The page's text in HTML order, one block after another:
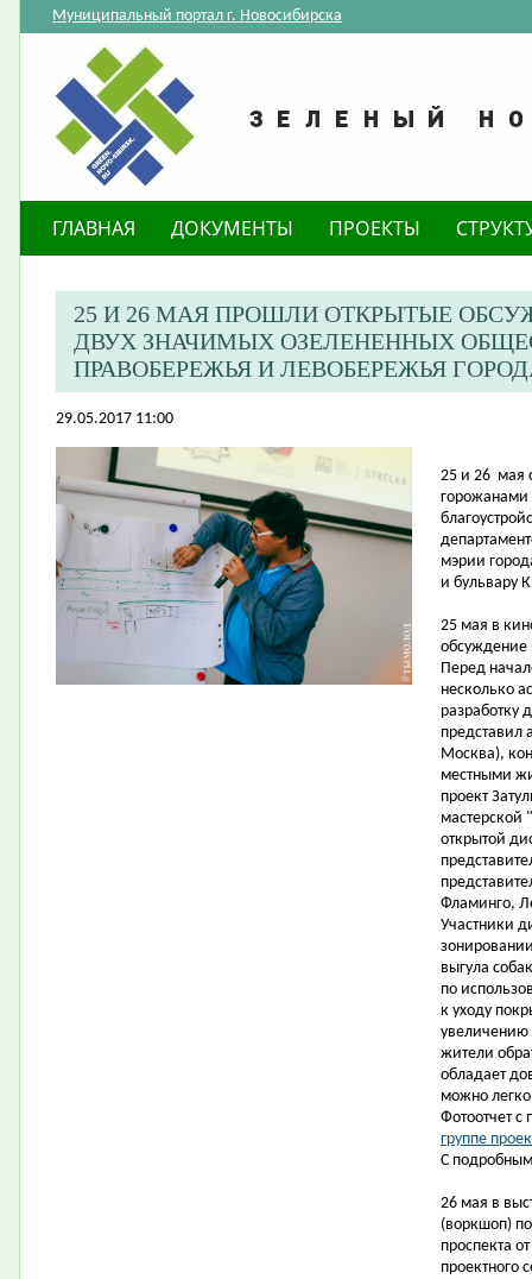
Муниципальный портал г. Новосибирска
ГЛАВНАЯ ДОКУМЕНТЫ ПРОЕКТЫ
25 И 26 МАЯ ПРОШЛИ ОТКРЫТЫЕ
ДВУХ ЗНАЧИМЫХ ОЗЕЛЕНЕННЫХ
ПРАВОБЕРЕЖЬЯ И ЛЕВОБЕРЕЖЬЯ
29.05.2017 11:00
25 и 26 мая
горожанами
мэрии
и бульвару
25 мая в
обсуждение
Перед
несколько
разработку
представил
Москва),
местными
проект
мастерской
открытой
Фламинго,
Участники
выгула
по
к уходу
увеличению
жители
обладает
можно
Фотоотчет
группе
С
26 мая в
(воркшоп)
проспекта
проектного